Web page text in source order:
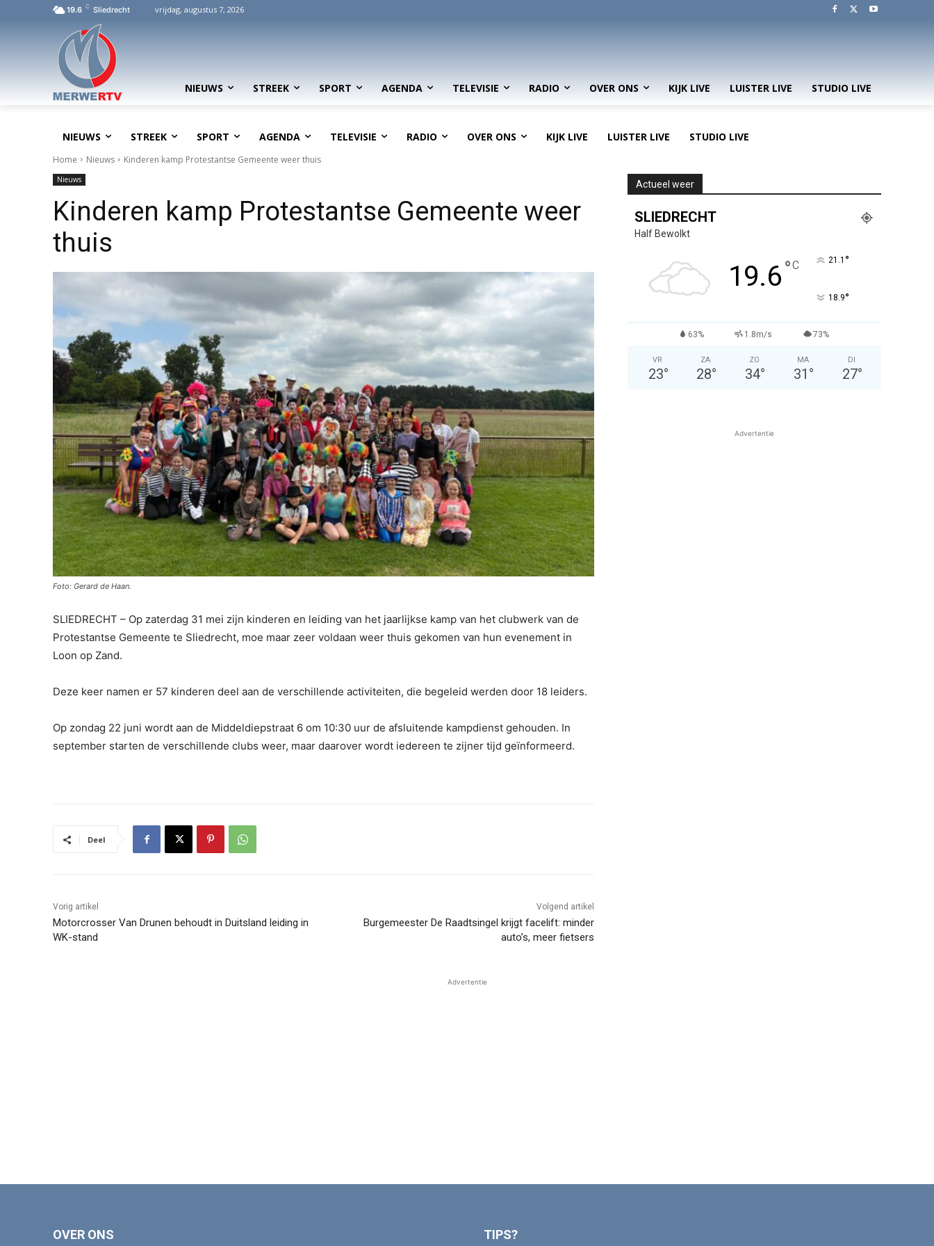
19.6 C Sliedrecht vrijdag, augustus 7, 2026
NIEUWS STREEK SPORT AGENDA TELEVISIE RADIO OVER ONS KIJK LIVE LUISTER LIVE STUDIO LIVE
NIEUWS STREEK SPORT AGENDA TELEVISIE RADIO OVER ONS KIJK LIVE LUISTER LIVE STUDIO LIVE
Home Nieuws Kinderen kamp Protestantse Gemeente weer thuis
Nieuws
Kinderen kamp Protestantse Gemeente weer
thuis
Foto: Gerard de Haan.
SLIEDRECHT – Op zaterdag 31 mei zijn kinderen en leiding van het jaarlijkse kamp van het clubwerk van de
Protestantse Gemeente te Sliedrecht, moe maar zeer voldaan weer thuis gekomen van hun evenement in
Loon op Zand.
Deze keer namen er 57 kinderen deel aan de verschillende activiteiten, die begeleid werden door 18 leiders.
Op zondag 22 juni wordt aan de Middeldiepstraat 6 om 10:30 uur de afsluitende kampdienst gehouden. In
september starten de verschillende clubs weer, maar daarover wordt iedereen te zijner tijd geïnformeerd.
Deel
Vorig artikel
Motorcrosser Van Drunen behoudt in Duitsland leiding in
WK-stand
Volgend artikel
Burgemeester De Raadtsingel krijgt facelift: minder
auto’s, meer fietsers
Actueel weer
SLIEDRECHT
Half Bewolkt
19.6°C 21.1 °
18.9°
63% 1.8m/s 73%
VR
23°
ZA
28°
ZO
34°
MA
31 °
DI
27°
Advertentie
Advertentie
OVER ONS TIPS?